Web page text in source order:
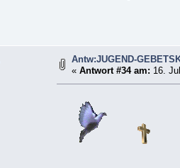
Antw:JUGEND-
«Antwort #34 am: 16.